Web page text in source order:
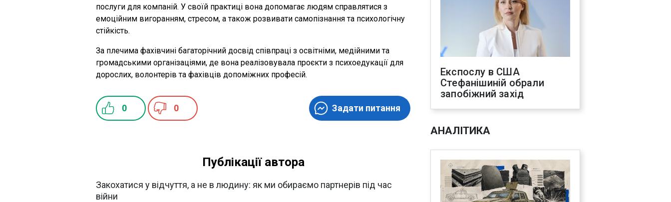
послуги для компаній. У своїй практиці вона допомагає людям справлятися з
емоційним вигоранням, стресом, а також розвивати самопізнання та психологічну
стійкість.
За плечима фахівчині багаторічний досвід співпраці з освітніми, медійними та
громадськими організаціями, де вона реалізовувала проєкти з психоедукації для
дорослих, волонтерів та фахівців допоміжних професій.
0 0 Задати питання
Публікації автора
Закохатися у відчуття, а не в людину: як ми обираємо партнерів під час
війни
Експослу в США
Стефанішиній обрали
запобіжний захід
АНАЛІТИКА